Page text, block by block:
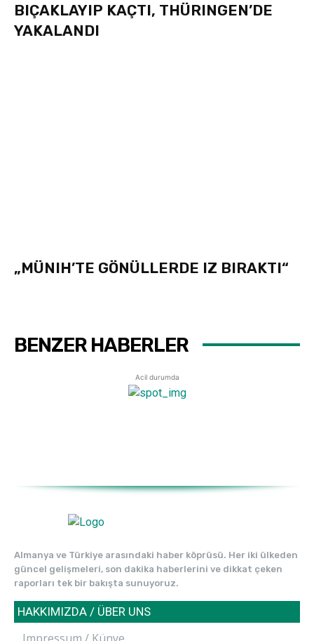
BIÇAKLAYIP KAÇTI, THÜRINGEN’DE
YAKALANDI
„MÜNIH’TE GÖNÜLLERDE IZ BIRAKTI“
BENZER HABERLER
Acil durumda
Almanya ve Türkiye arasındaki haber köprüsü. Her iki ülkeden
güncel gelişmeleri, son dakika haberlerini ve dikkat çeken
raporları tek bir bakışta sunuyoruz.
HAKKIMIZDA / ÜBER UNS
Impressum / Künye